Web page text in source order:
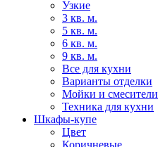
Узкие
3 кв. м.
5 кв. м.
6 кв. м.
9 кв. м.
Все для кухни
Варианты отделки
Мойки и смесители
Техника для кухни
Шкафы-купе
Цвет
Коричневые